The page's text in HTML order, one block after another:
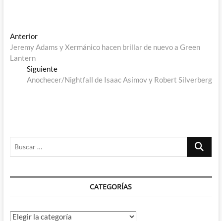
Navegación
de
entradas
AnteriorEntrada
anterior:
Jeremy Adams y Xermánico hacen brillar de nuevo a Green
Lantern
SiguienteEntrada
siguiente:
Anochecer/Nightfall de Isaac Asimov y Robert Silverberg
Buscar
CATEGORÍAS
Categorías